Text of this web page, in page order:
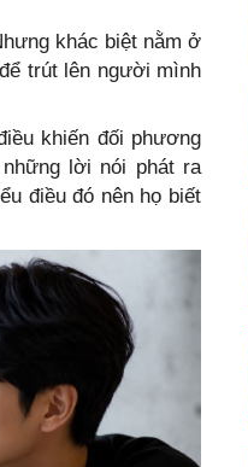
khác biệt nằm ở
trút lên người mình
khiến đối phương
lời nói phát ra
điều đó nên họ biết